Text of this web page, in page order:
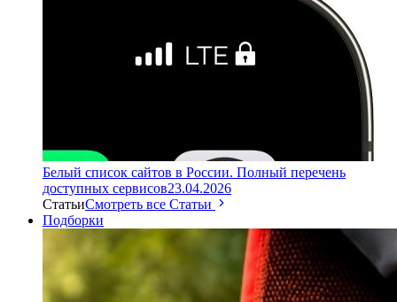
Белый список сайтов в России. Полный перечень
доступных сервисов23.04.2026
СтатьиСмотреть все Статьи
Подборки